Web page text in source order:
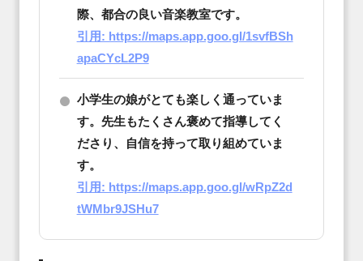
際、都合の良い音楽教室です。
引用: https://maps.app.goo.gl/1svfBSh
apaCYcL2P9
小学生の娘がとても楽しく通っていま
す。先生もたくさん褒めて指導してく
ださり、自信を持って取り組めていま
す。
引用: https://maps.app.goo.gl/wRpZ2d
tWMbr9JSHu7